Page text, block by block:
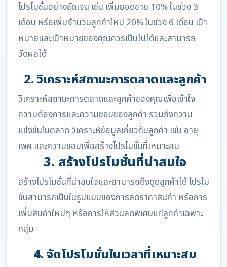
โปรโมชั่นอย่างชัดเจน เช่น เพิ่มยอดขาย 10% ในช่วง 3
เดือน หรือเพิ่มจำนวนลูกค้าใหม่ 20% ในช่วง 6 เดือน เป้า
หมายและเป้าหมายของคุณควรเป็นไปได้และสามารถ
วัดผลได้
2. วิเคราะห์สถานะการตลาดและลูกค้า
วิเคราะห์สถานะการตลาดและลูกค้าของคุณเพื่อเข้าใจ
ความต้องการและความชอบของลูกค้า รวมถึงความ
แข่งขันในตลาด วิเคราะห์ข้อมูลเกี่ยวกับลูกค้า เช่น อายุ
เพศ และความชอบเพื่อสร้างโปรโมชั่นที่เหมาะสม
3. สร้างโปรโมชั่นที่น่าสนใจ
สร้างโปรโมชั่นที่น่าสนใจและสามารถดึงดูดลูกค้าได้ โปรโม
ชั่นสามารถเป็นในรูปแบบของการลดราคาสินค้า หรือการ
เพิ่มสินค้าใหม่ๆ หรือการให้ส่วนลดพิเศษแก่ลูกค้าเฉพาะ
กลุ่ม
4. จัดโปรโมชั่นในเวลาที่เหมาะสม